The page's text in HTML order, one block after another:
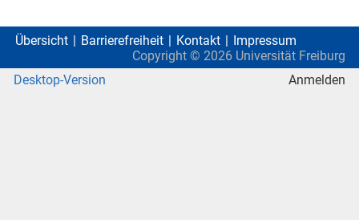
Übersicht Barrierefreiheit Kontakt
Impressum
Copyright © 2026 Universität Freiburg
Desktop-Version
Anmelden